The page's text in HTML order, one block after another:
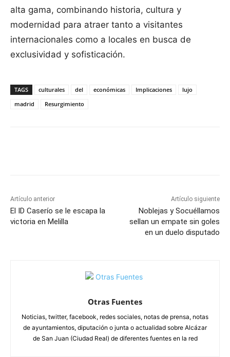
alta gama, combinando historia, cultura y
modernidad para atraer tanto a visitantes
internacionales como a locales en busca de
exclusividad y sofisticación.
TAGS culturales del económicas Implicaciones
lujo
madrid
Resurgimiento
Artículo anterior
El ID Caserío se le escapa la
victoria en Melilla
Artículo siguiente
Noblejas y Socuéllamos
sellan un empate sin goles
en un duelo disputado
Otras Fuentes
Noticias, twitter, facebook, redes sociales, notas de prensa, notas
de ayuntamientos, diputación o junta o actualidad sobre Alcázar
de San Juan (Ciudad Real) de diferentes fuentes en la red